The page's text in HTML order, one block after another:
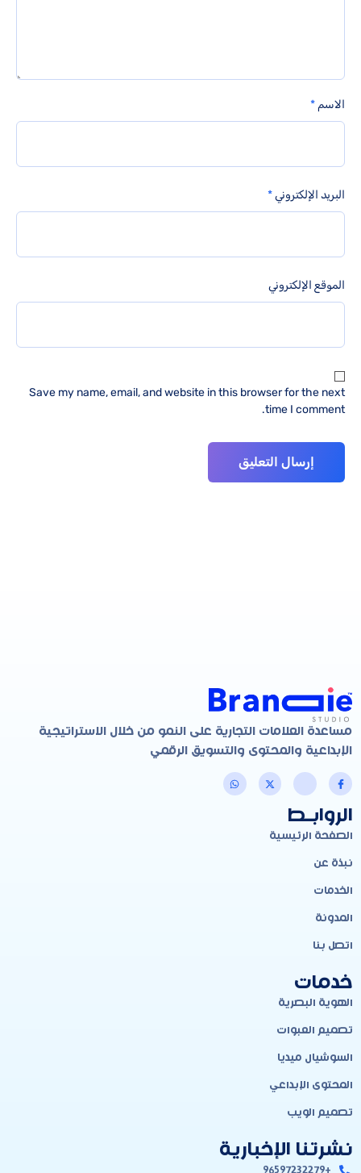
الاسم *
البريد الإلكتروني*
الموقع الإلكتروني
Save my name, email, and website in this browser for the next
time I comment.
مساعدة العلامات التجارية على النمو من خلال الاستراتيجية
الإبداعية والمحتوى والتسويق الرقمي
الروابـط
الصفحة الرئيسية
نبذة عن
الخدمات
المدونة
اتصل بنا
خدمات
الهوية البصرية
تصميم العبوات
السوشيال ميديا
المحتوى الإبداعي
تصميم الويب
نشرتنا الإخبارية
+96597232279